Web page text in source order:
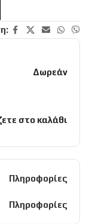
Δωρεάν
στο καλάθι
Πληροφορίες
Πληροφορίες